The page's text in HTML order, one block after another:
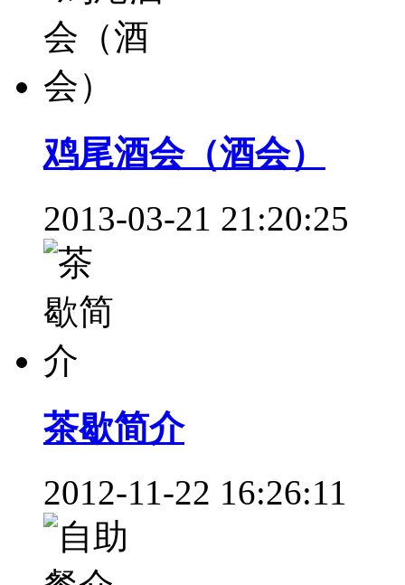
鸡尾酒会（酒会）
2013-03-21 21:20:25
茶歇简介
2012-11-22 16:26:11